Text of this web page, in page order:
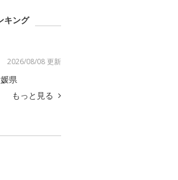
キング
2026/08/08 更新
県
もっと見る